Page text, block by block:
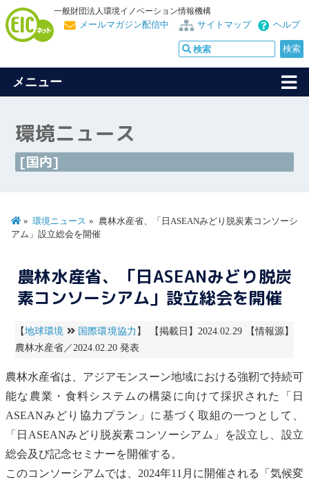
一般財団法人環境イノベーション情報機構
ヘルプ
サイトマップ
メールマガジン配信中
メニュー
環境ニュース
[国内]
環境ニュース
農林水産省、「日ASEANみどり脱炭素コンソーシ
アム」設立総会を開催
農林水産省、「日ASEANみどり脱炭
素コンソーシアム」設立総会を開催
【地球環境 国際環境協力 】 【掲載日】2024.02.29 【情報源】
農林水産省／2024.02.20 発表
農林水産省は、アジアモンスーン地域における強靭で持続可
能な農業・食料システムの構築に向けて採択された「日
ASEANみどり協力プラン」に基づく取組の一つとして、
「日ASEANみどり脱炭素コンソーシアム」を設立し、設立
総会及び記念セミナーを開催する。
このコンソーシアムでは、2024年11月に開催される「 気候変